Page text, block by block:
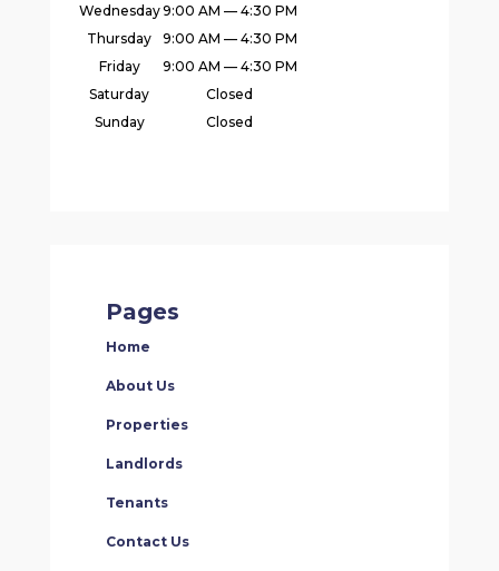
Wednesday9:00 AM — 4:30 PM
Thursday
9:00 AM — 4:30 PM
Friday
9:00 AM — 4:30 PM
Saturday
Closed
Sunday
Closed
Pages
Home
About Us
Properties
Landlords
Tenants
Contact Us